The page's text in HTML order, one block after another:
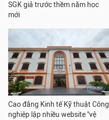
SGK giả trước thềm năm học
mới
Cao đẳng Kinh tế Kỹ thuật Công
nghiệp lập nhiều website "vệ